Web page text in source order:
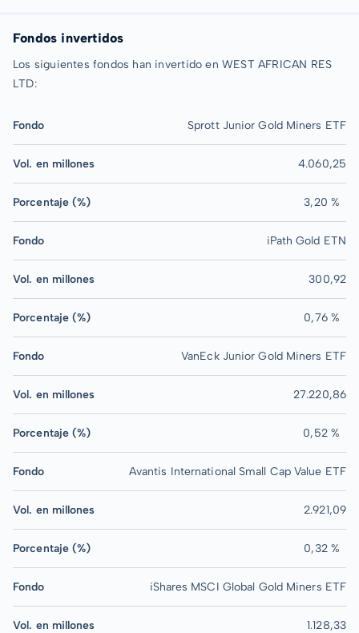
Fondos invertidos
Los siguientes fondos han invertido en WEST AFRICAN RES
LTD:
Fondo Sprott Junior Gold Miners ETF
Vol. en millones 4.060,25
Porcentaje (%) 3,20 %
Fondo iPath Gold ETN
Vol. en millones 300,92
Porcentaje (%) 0,76 %
Fondo VanEck Junior Gold Miners ETF
Vol. en millones 27.220,86
Porcentaje (%) 0,52 %
Fondo Avantis International Small Cap Value ETF
Vol. en millones 2.921,09
Porcentaje (%) 0,32 %
Fondo iShares MSCI Global Gold Miners ETF
Vol. en millones 1.128,33